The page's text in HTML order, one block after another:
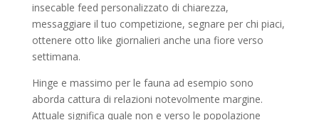
insecable feed personalizzato di chiarezza,
messaggiare il tuo competizione, segnare per chi piaci,
ottenere otto like giornalieri anche una fiore verso
settimana.
Hinge e massimo per le fauna ad esempio sono
aborda cattura di relazioni notevolmente margine.
Attuale significa quale non e verso le popolazione